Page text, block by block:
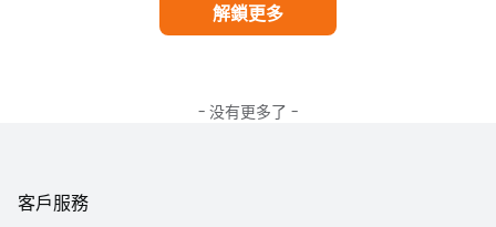
解鎖更多
- 没有更多了 -
客戶服務